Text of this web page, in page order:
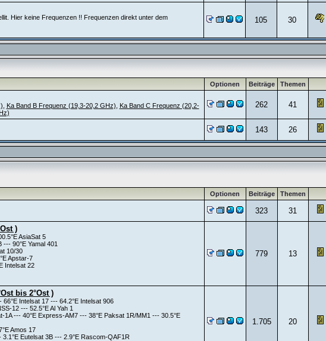
Hier keine Frequenzen !! Frequenzen direkt unter dem
105 30
Optionen Beiträge Themen
Ka Band B Frequenz (19,3-20,2 GHz)
Ka Band C Frequenz (20,2-
262 41
143 26
Optionen Beiträge Themen
323 31
)
AsiaSat 5
--- 90°E Yamal 401
10/30
Apstar-7
Intelsat 22
779 13
bis 2°Ost )
Intelsat 17 --- 64.2°E Intelsat 906
12 --- 52.5°E Al Yah 1
1A --- 40°E Express-AM7 --- 38°E Paksat 1R/MM1 --- 30.5°E
Amos 17
3.1°E Eutelsat 3B --- 2.9°E Rascom-QAF1R
1.705 20